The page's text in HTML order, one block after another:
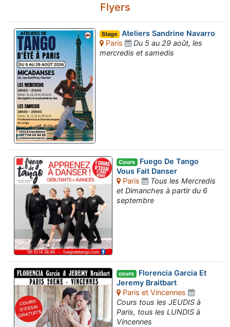
Flyers
Stage Ateliers Sandrine Navarro
Paris
Du 5 au 29 août, les
mercredis et samedis
Cours Fuego De Tango
Vous Fait Danser
Paris
Tous les Mercredis
et Dimanches à partir du 6
septembre
cours Florencia Garcia Et
Jeremy Braitbart
Paris et Vincennes
Cours tous les JEUDIS à
Paris, tous les LUNDIS à
Vincennes